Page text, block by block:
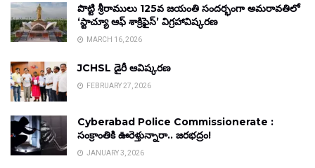
పొట్టి శ్రీరాములు 125వ జయంతి సందర్భంగా అమరావతిలో
‘స్టాచ్యూ ఆఫ్ శాక్రిఫైస్’ విగ్రహావిష్కరణ
MARCH 16, 2026
JCHSL డైరీ ఆవిష్కరణ
FEBRUARY 27, 2026
Cyberabad Police Commissionerate :
సంక్రాంతికి ఊరెళ్తున్నారా.. జరభద్రం!
JANUARY 3, 2026